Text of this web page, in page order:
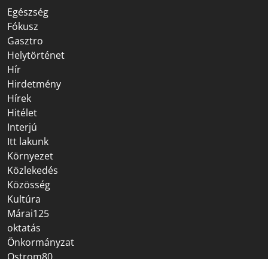
Egészség
Fókusz
Gasztro
Helytörténet
Hír
Hirdetmény
Hírek
Hitélet
Interjú
Itt lakunk
Környezet
Közlekedés
Közösség
Kultúra
Márai125
oktatás
Önkormányzat